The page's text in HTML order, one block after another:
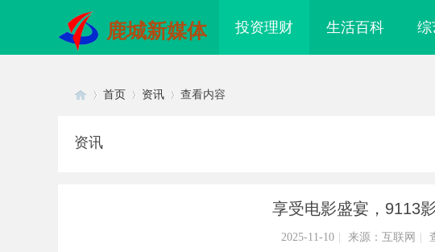
鹿城新媒体 投资理财 生活百科 综
首页 资讯 查看内容
资讯
享受电影盛宴，9113
2025-11-10 来源：互联网